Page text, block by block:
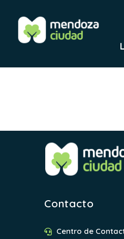
Contacto
Centro de